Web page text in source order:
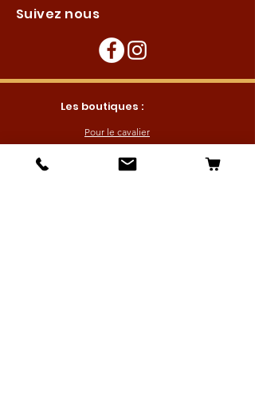
Suivez nous
Les boutiques :
Pour le cavalier
Pour l'écurie